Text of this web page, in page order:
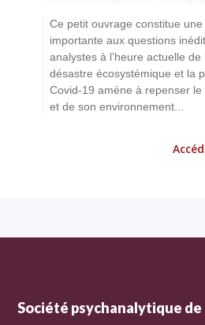
Ce petit ouvrage constitue
importante aux questions
analystes à l’heure actuelle de
désastre écosystémique et la
Covid-19 amène à repenser le
et de son environnement...
Société psychanalytique de